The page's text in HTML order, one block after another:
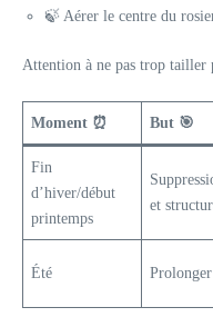
🍃 Aérer le centre du
Attention à ne pas trop tailler
Moment ⏰ But 🎯
Fin
d’hiver/début
printemps
et
Été